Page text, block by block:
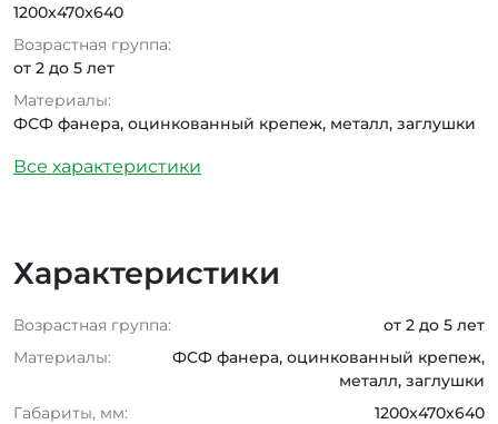
1200x470x640
Возрастная группа:
от 2 до 5 лет
Материалы:
ФСФ фанера, оцинкованный крепеж, металл, заглушки
Все характеристики
Характеристики
Возрастная группа:
от 2 до 5 лет
Материалы:
ФСФ фанера, оцинкованный крепеж,
металл, заглушки
Габариты, мм:
1200x470x640